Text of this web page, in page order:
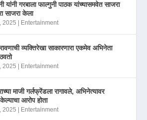
यांनी गरबाला फाल्गुनी पाठक यांच्यासमवेत साजरा
साजरा केला
2025 Entertainment
व्यक्तिरेखा साकारणारा एकमेव अभिनेता
2025 Entertainment
माजी गर्लफ्रेंडला रागावले, अभिनेत्यावर
आरोप होता
2025 Entertainment